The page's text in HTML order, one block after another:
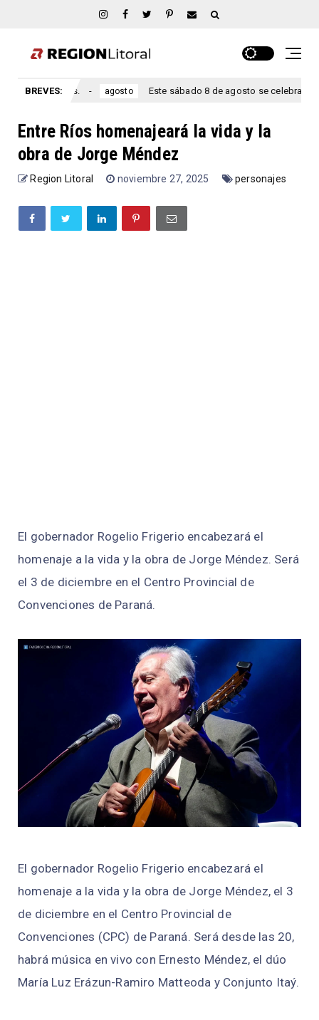
BREVES:
Ríos. agosto Este sábado 8 de agosto se celebra el
Entre Ríos homenajeará la vida y la
obra de Jorge Méndez
Region Litoral noviembre 27, 2025 personajes
El gobernador Rogelio Frigerio encabezará el
homenaje a la vida y la obra de Jorge Méndez. Será
el 3 de diciembre en el Centro Provincial de
Convenciones de Paraná.
El gobernador Rogelio Frigerio encabezará el
homenaje a la vida y la obra de Jorge Méndez, el 3
de diciembre en el Centro Provincial de
Convenciones (CPC) de Paraná. Será desde las 20,
habrá música en vivo con Ernesto Méndez, el dúo
María Luz Erázun-Ramiro Matteoda y Conjunto Itaý.